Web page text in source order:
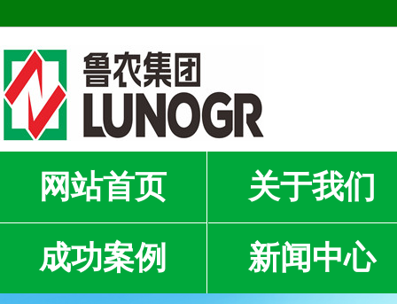
网站首页
关于我们
成功案例
新闻中心